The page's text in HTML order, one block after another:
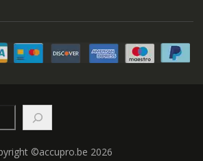
©accupro.be 2026